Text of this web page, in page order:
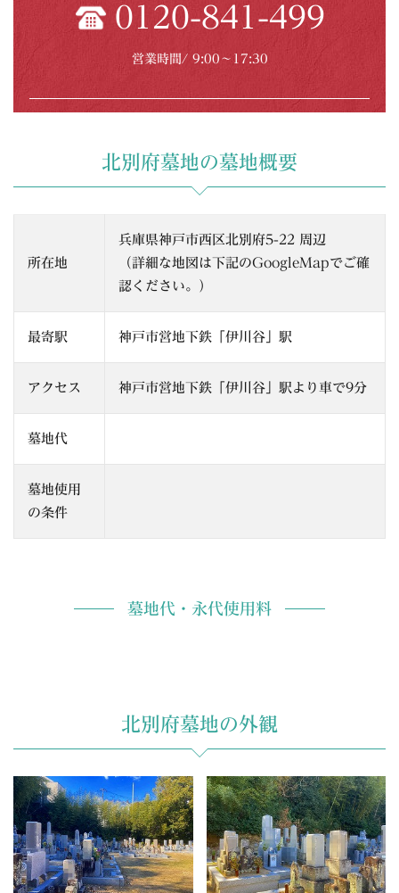
0120-841-499
営業時間/ 9:00〜17:30
北別府墓地の墓地概要
所在地
兵庫県神戸市西区北別府5-22 周辺
（詳細な地図は下記のGoogleMapでご確
認ください。）
最寄駅 神戸市営地下鉄「伊川谷」駅
アクセス 神戸市営地下鉄「伊川谷」駅より車で9分
墓地代
墓地使用
の条件
墓地代・永代使用料
北別府墓地の外観